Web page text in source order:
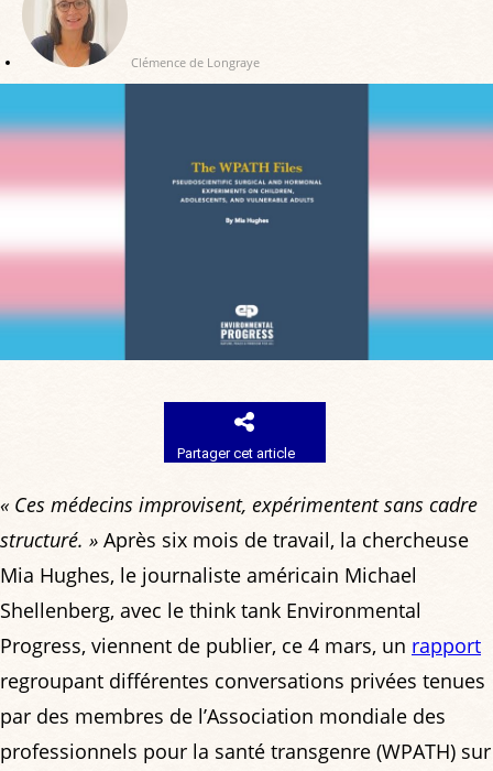
Clémence de Longraye
Partager cet article
« Ces médecins improvisent, expérimentent sans cadre
structuré. » Après six mois de travail, la chercheuse
Mia Hughes, le journaliste américain Michael
Shellenberg, avec le think tank Environmental
Progress, viennent de publier, ce 4 mars, un rapport
regroupant différentes conversations privées tenues
par des membres de l’Association mondiale des
professionnels pour la santé transgenre (WPATH) sur